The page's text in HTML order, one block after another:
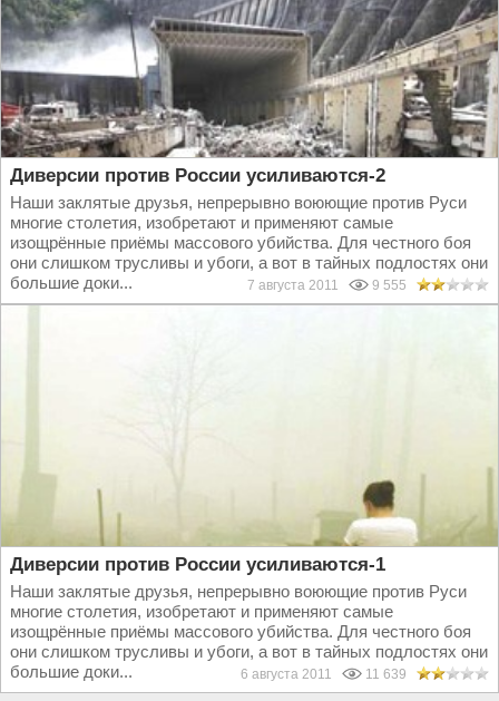
Диверсии против России усиливаются-2
Наши заклятые друзья, непрерывно воюющие против Руси
многие столетия, изобретают и применяют самые
изощрённые приёмы массового убийства. Для честного боя
они слишком трусливы и убоги, а вот в тайных подлостях они
большие доки...
7 августа 2011 9 555
Диверсии против России усиливаются-1
Наши заклятые друзья, непрерывно воюющие против Руси
многие столетия, изобретают и применяют самые
изощрённые приёмы массового убийства. Для честного боя
они слишком трусливы и убоги, а вот в тайных подлостях они
большие доки...
6 августа 2011 11 639